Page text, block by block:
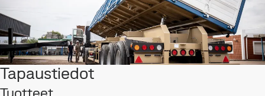
Tapaustiedot